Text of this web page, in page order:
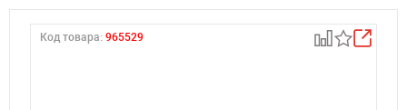
Код товара: 965529